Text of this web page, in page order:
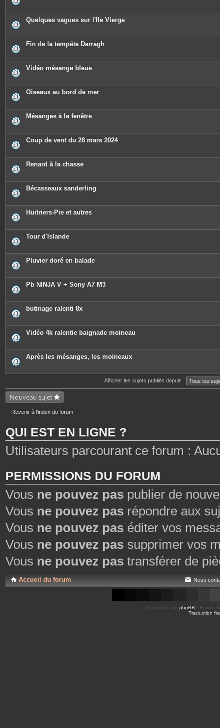
j
o
t
e
s
Quelques vagues sur l'Ile Vierge
Fin de la tempête Darragh
Vidéo mésange bleue
Oiseaux au bord de mer
Mésanges à la fenêtre
Coup de vent du 28 mars 2024
Renard à la chasse
Bécasseaux sanderling
Huitriers-Pie et autres
Tour d'Islande
Pluvier doré en balade
Pb NINJA V + Sony A7 M3
butinage ralenti 8x
Vidéo 4k ralentie baignade moineau
Après les mésanges, les moineaux
Afficher les sujets publiés depuis :
Nouveau sujet
Revenir à l’index du forum
QUI EST EN LIGNE ?
Utilisateurs parcourant ce forum :
PERMISSIONS DU FORUM
Vous ne pouvez pas publier de
Vous ne pouvez pas répondre aux
Vous ne pouvez pas éditer vos
Vous ne pouvez pas supprimer vos
Vous ne pouvez pas transférer de
Accueil du forum Nous
Développé par phpBB ® Forum
Traduction